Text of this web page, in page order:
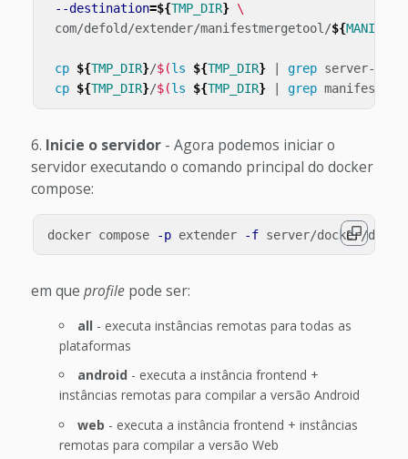
--destination=${TMP_DIR} \
com/defold/extender/manifestmergetool/${
cp ${TMP_DIR}/$(ls ${TMP_DIR} | grep server-
cp ${TMP_DIR}/$(ls ${TMP_DIR} | grep
Inicie o servidor- Agora podemos iniciar o
servidor executando o comando principal do docker
compose:
docker compose -p extender -f server/docker/
em que profilepode ser:
all - executa instâncias remotas para todas as
plataformas
android - executa a instância frontend +
instâncias remotas para compilar a versão Android
web - executa a instância frontend + instâncias
remotas para compilar a versão Web